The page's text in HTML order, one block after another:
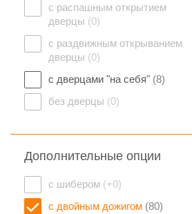
с распашным открытием
дверцы (0)
с раздвижным открыванием
дверцы (0)
с дверцами "на себя" (8)
без дверцы (0)
Дополнительные опции
с шибером (+0)
с двойным дожигом (80)